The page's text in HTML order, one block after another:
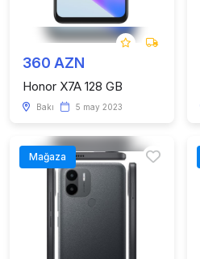
360 AZN
Honor X7A 128 GB
Bakı 5 may 2023
Mağaza